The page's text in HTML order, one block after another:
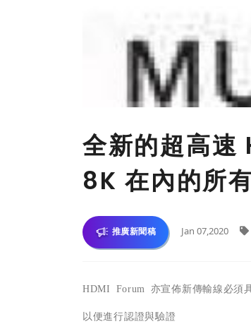
全新的超高速
8K 在內的所
推廣新聞稿 Jan 07,2020
HDMI Forum 亦宣佈新傳輸線必須
以便進行認證與驗證